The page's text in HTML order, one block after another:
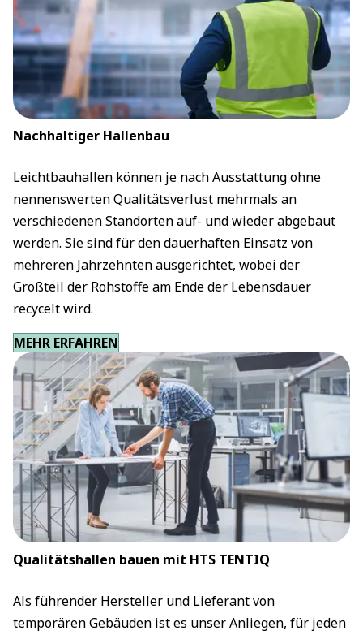
Nachhaltiger Hallenbau
Leichtbauhallen können je nach Ausstattung ohne
nennenswerten Qualitätsverlust mehrmals an
verschiedenen Standorten auf- und wieder abgebaut
werden. Sie sind für den dauerhaften Einsatz von
mehreren Jahrzehnten ausgerichtet, wobei der
Großteil der Rohstoffe am Ende der Lebensdauer
recycelt wird.
MEHR ERFAHREN
Qualitätshallen bauen mit HTS TENTIQ
Als führender Hersteller und Lieferant von
temporären Gebäuden ist es unser Anliegen, für jeden